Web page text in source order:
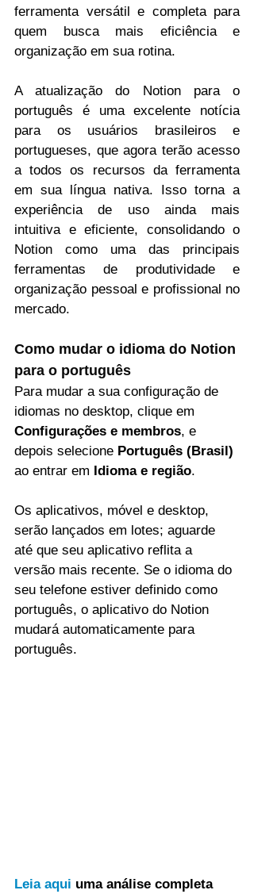
ferramenta versátil e completa para
quem busca mais eficiência e
organização em sua rotina.
A atualização do Notion para o
português é uma excelente notícia
para os usuários brasileiros e
portugueses, que agora terão acesso
a todos os recursos da ferramenta
em sua língua nativa. Isso torna a
experiência de uso ainda mais
intuitiva e eficiente, consolidando o
Notion como uma das principais
ferramentas de produtividade e
organização pessoal e profissional no
mercado.
Como mudar o idioma do Notion
para o português
Para mudar a sua configuração de
idiomas no desktop, clique em
Configurações e membros, e
depois selecione Português (Brasil)
ao entrar em Idioma e região.
Os aplicativos, móvel e desktop,
serão lançados em lotes; aguarde
até que seu aplicativo reflita a
versão mais recente. Se o idioma do
seu telefone estiver definido como
português, o aplicativo do Notion
mudará automaticamente para
português.
Leia aqui uma análise completa